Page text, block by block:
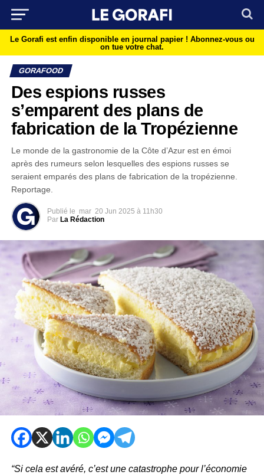
Le Gorafi est enfin disponible en journal papier ! Abonnez-vous ou
on tue votre chat.
GORAFOOD
Des espions russes
s’emparent des plans de
fabrication de la Tropézienne
Le monde de la gastronomie de la Côte d’Azur est en émoi
après des rumeurs selon lesquelles des espions russes se
seraient emparés des plans de fabrication de la tropézienne.
Reportage.
Publié le mar 20 Jun 2025 à 11h30
Par La Rédaction
“Si cela est avéré, c’est une catastrophe pour l’économie